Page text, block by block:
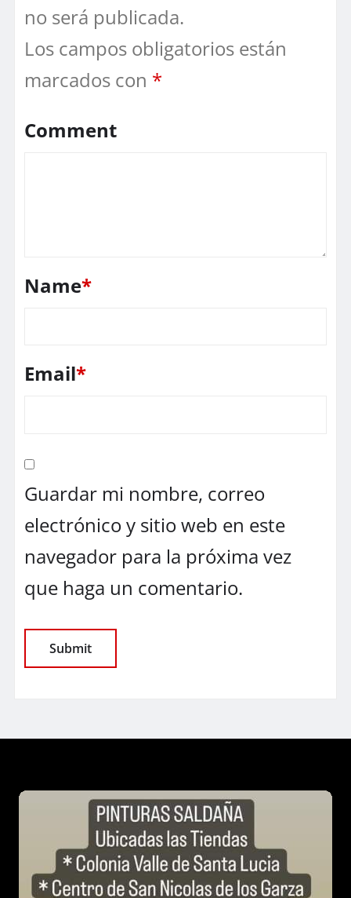
no será publicada.
Los campos obligatorios están
marcados con *
Comment
Name*
Email*
Guardar mi nombre, correo
electrónico y sitio web en este
navegador para la próxima vez
que haga un comentario.